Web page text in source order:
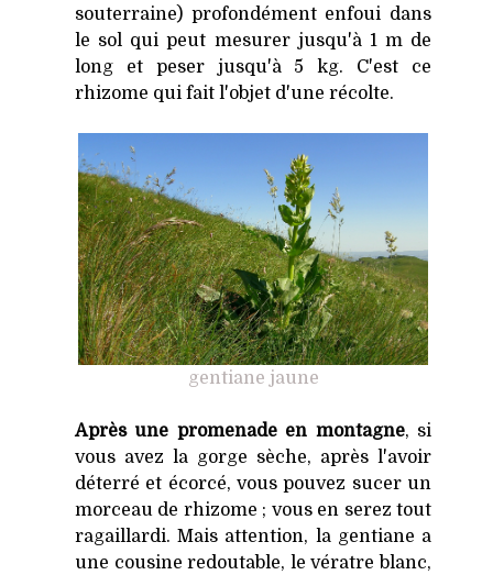
souterraine) profondément enfoui dans
le sol qui peut mesurer jusqu'à 1 m de
long et peser jusqu'à 5 kg. C'est ce
rhizome qui fait l'objet d'une récolte.
gentiane jaune
Après une promenade en montagne, si
vous avez la gorge sèche, après l'avoir
déterré et écorcé, vous pouvez sucer un
morceau de rhizome ; vous en serez tout
ragaillardi. Mais attention, la gentiane a
une cousine redoutable, le vératre blanc,